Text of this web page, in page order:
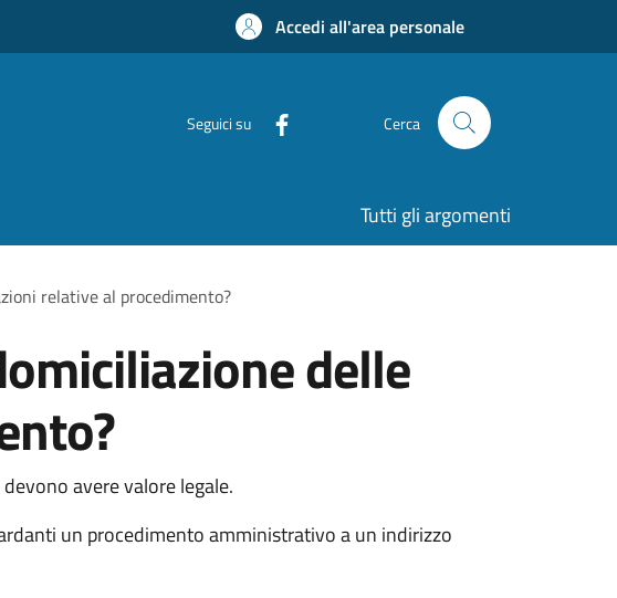
Accedi all'area personale
Seguici su Cerca
Tutti gli argomenti
relative al procedimento?
delle
avere valore legale.
un procedimento amministrativo a un indirizzo